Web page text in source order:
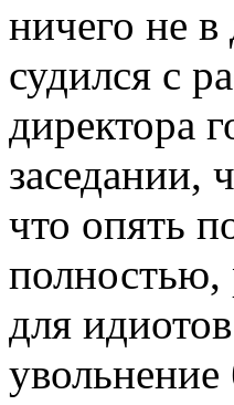
ничего не в
судился с
директора
заседании,
что опять
полностью,
для
увольнение